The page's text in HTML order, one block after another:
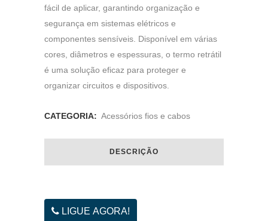
fácil de aplicar, garantindo organização e
segurança em sistemas elétricos e
componentes sensíveis. Disponível em várias
cores, diâmetros e espessuras, o termo retrátil
é uma solução eficaz para proteger e
organizar circuitos e dispositivos.
CATEGORIA: Acessórios fios e cabos
DESCRIÇÃO
LIGUE AGORA!